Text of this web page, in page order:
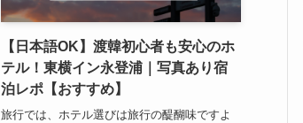
【日本語OK】渡韓初心者も安心のホ
テル！東横イン永登浦｜写真あり宿
泊レポ【おすすめ】
旅行では、ホテル選びは旅行の醍醐味ですよ